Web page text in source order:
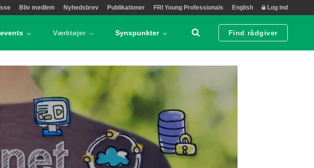
Bliv medlem Nyhedsbrev Publikationer FRI Young Professionals English Log ind
Værktøjer Synspunkter Find rådgiver